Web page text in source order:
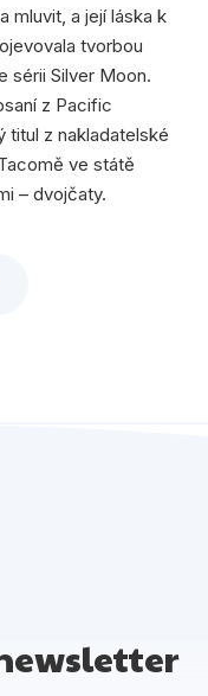
mluvit, a její láska k
tvorbou
sérii Silver Moon.
z Pacific
titul z nakladatelské
ve státě
– dvojčaty.